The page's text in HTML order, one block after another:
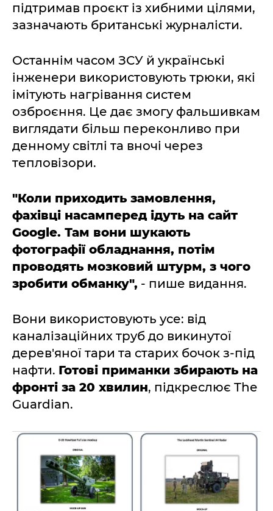
підтримав проєкт із хибними цілями,
зазначають британські журналісти.
Останнім часом ЗСУ й українські
інженери використовують трюки, які
імітують нагрівання систем
озброєння. Це дає змогу фальшивкам
виглядати більш переконливо при
денному світлі та вночі через
тепловізори.
"Коли приходить замовлення,
фахівці насамперед ідуть на сайт
Google. Там вони шукають
фотографії обладнання, потім
проводять мозковий штурм, з чого
зробити обманку", - пише видання.
Вони використовують усе: від
каналізаційних труб до викинутої
дерев'яної тари та старих бочок з-під
нафти. Готові приманки збирають на
фронті за 20 хвилин, підкреслює The
Guardian.